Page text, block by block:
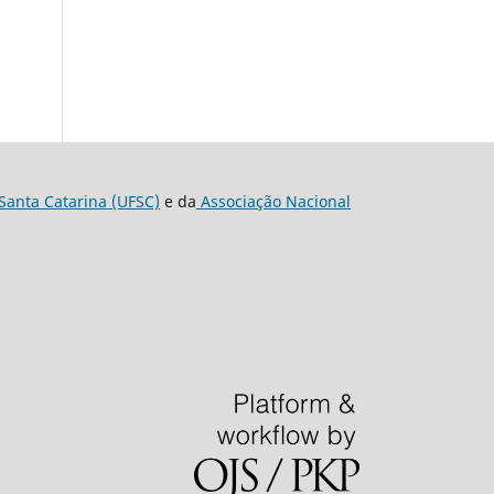
Catarina (UFSC) e da Associação Nacional